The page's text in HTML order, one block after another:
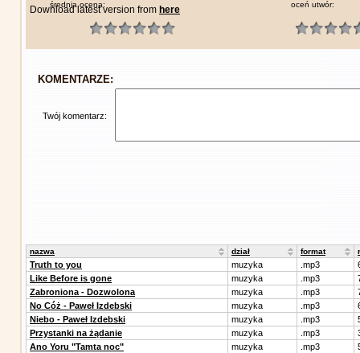
Download latest version from here
średnia ocena: oceń utwór:
KOMENTARZE:
Twój komentarz:
nazwa dział format
Truth to you muzyka .mp3
Like Before is gone
muzyka .mp3
Zabroniona - Dozwolona
muzyka .mp3
No Cóż - Paweł Izdebski
muzyka .mp3
Niebo - Paweł Izdebski
muzyka .mp3
Przystanki na żądanie
muzyka .mp3
Ano Yoru "Tamta noc"
muzyka .mp3